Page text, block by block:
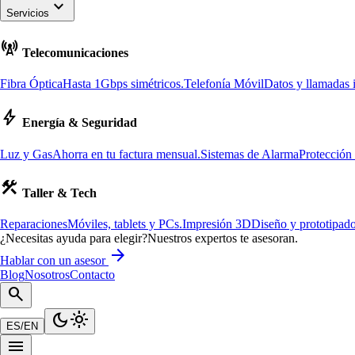
Servicios keyboard_arrow_down
cell_tower Telecomunicaciones
Fibra ÓpticaHasta 1Gbps simétricos.Telefonía MóvilDatos y llamadas
bolt Energía & Seguridad
Luz y GasAhorra en tu factura mensual.Sistemas de Alarma
construction Taller & Tech
ReparacionesMóviles, tablets y PCs.Impresión 3DDiseño y
¿Necesitas ayuda para elegir?Nuestros expertos te asesoran.
Hablar con un asesor arrow_forward
BlogNosotrosContacto
search
ES/EN dark_modelight_mode
menu